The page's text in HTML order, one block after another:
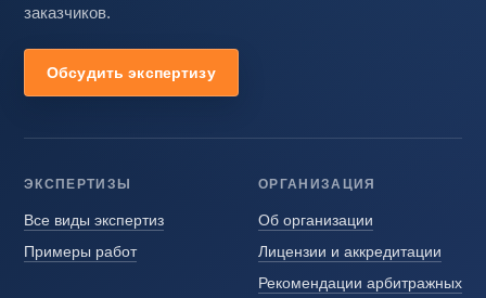
заказчиков.
Обсудить экспертизу
ЭКСПЕРТИЗЫ
Все виды экспертиз
Примеры работ
ОРГАНИЗАЦИЯ
Об организации
Лицензии и аккредитации
Рекомендации арбитражных